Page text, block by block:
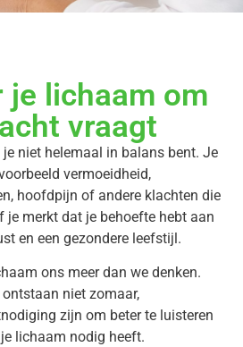
je lichaam om
vraagt
niet helemaal in balans bent. Je
vermoeidheid,
hoofdpijn of andere klachten die
je merkt dat je behoefte hebt aan
en een gezondere leefstijl.
ons meer dan we denken.
niet zomaar,
zijn om beter te luisteren
lichaam nodig heeft.